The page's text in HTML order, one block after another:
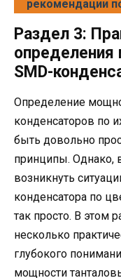
рекомендации
Раздел 3:
SMD-
Определение
конденсаторов по
быть довольно
принципы. Однако,
возникнуть
конденсатора по
так просто. В этом
несколько
глубокого
мощности